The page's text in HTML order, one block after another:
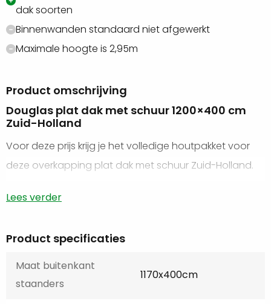
dak soorten
Binnenwanden standaard niet afgewerkt
Maximale hoogte is 2,95m
Product omschrijving
Douglas plat dak met schuur 1200×400 cm
Zuid-Holland
Voor deze prijs krijg je het volledige houtpakket voor
deze overkapping plat dak met schuur Zuid-Holland.
dichte schuur en de volledige achterwand is gesloten.
Wil je graag jouw overkapping geplaatst hebben? Wij
standaard, maar ook maatwerk overkappingen
kunnen monteren voor een zeer scherpe prijs door
Lees verder
Product specificaties
Maat buitenkant
staanders
1170x400cm